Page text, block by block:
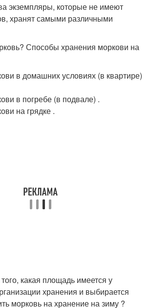
экземпляры, которые не имеют
хранят самыми различными
Способы хранения моркови на
в домашних условиях (в квартире)
в погребе (в подвале) .
на грядке .
какая площадь имеется у
хранения и выбирается
морковь на хранение на зиму ?